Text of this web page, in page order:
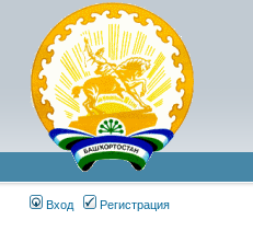
Вход Регистрация